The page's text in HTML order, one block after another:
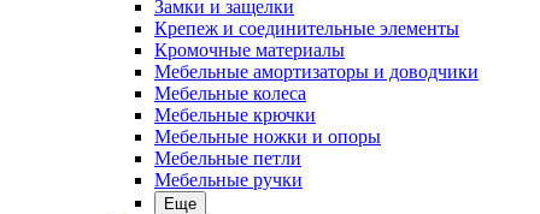
Замки и защелки
Крепеж и соединительные элементы
Кромочные материалы
Мебельные амортизаторы и доводчики
Мебельные колеса
Мебельные крючки
Мебельные ножки и опоры
Мебельные петли
Мебельные ручки
Еще